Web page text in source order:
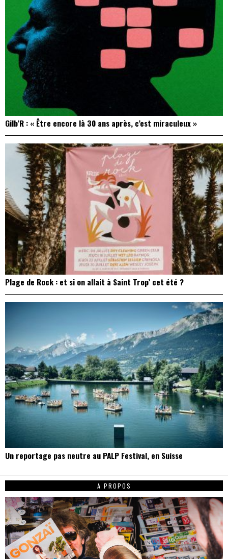
Gilb’R : « Être encore là 30 ans après, c’est miraculeux »
Plage de Rock : et si on allait à Saint Trop’ cet été ?
Un reportage pas neutre au PALP Festival, en Suisse
A PROPOS